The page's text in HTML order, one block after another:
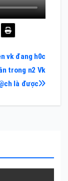
vk đang h0c
trong n2 Vk
là được